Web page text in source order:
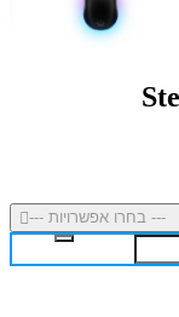
--- בחרו אפשרויות ---